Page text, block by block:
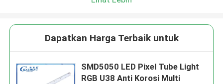
Dapatkan Harga Terbaik untuk
SMD5050 LED Pixel Tube Light
RGB U38 Anti Korosi Multi